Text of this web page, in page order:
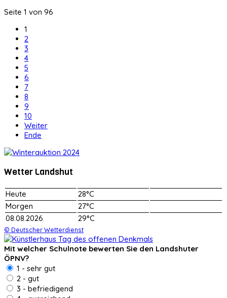
Seite 1 von 96
1
2
3
4
5
6
7
8
9
10
Weiter
Ende
Wetter Landshut
Heute
28°C
Morgen
27°C
08.08.2026
29°C
© Deutscher Wetterdienst
Mit welcher Schulnote bewerten Sie den Landshuter
ÖPNV?
1 - sehr gut
2 - gut
3 - befriedigend